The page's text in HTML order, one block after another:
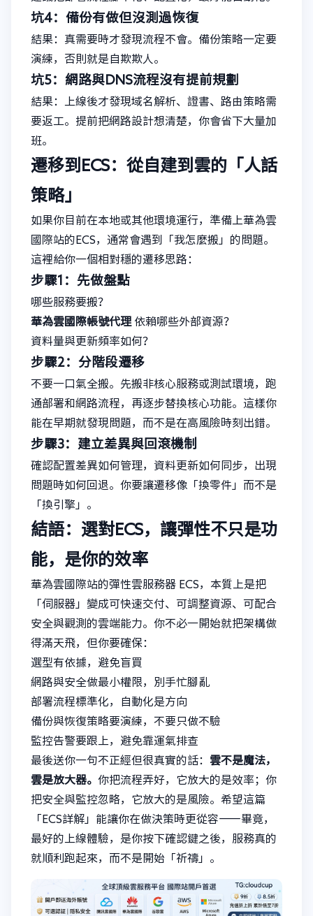
坑4：備份有做但沒測過恢復
結果：真需要時才發現流程不會。備份策略一定要
演練，否則就是自欺欺人。
坑5：網路與DNS流程沒有提前規劃
結果：上線後才發現域名解析、證書、路由策略需
要返工。提前把網路設計想清楚，你會省下大量加
班。
遷移到ECS：從自建到雲的「人話
策略」
如果你目前在本地或其他環境運行，準備上華為雲
國際站的ECS，通常會遇到「我怎麼搬」的問題。
這裡給你一個相對穩的遷移思路：
步驟1：先做盤點
哪些服務要搬？
華為雲國際帳號代理 依賴哪些外部資源？
資料量與更新頻率如何？
步驟2：分階段遷移
不要一口氣全搬。先搬非核心服務或測試環境，跑
通部署和網路流程，再逐步替換核心功能。這樣你
能在早期就發現問題，而不是在高風險時刻出錯。
步驟3：建立差異與回滾機制
確認配置差異如何管理，資料更新如何同步，出現
問題時如何回退。你要讓遷移像「換零件」而不是
「換引擎」。
結語：選對ECS，讓彈性不只是功
能，是你的效率
華為雲國際站的彈性雲服務器 ECS，本質上是把
「伺服器」變成可快速交付、可調整資源、可配合
安全與觀測的雲端能力。你不必一開始就把架構做
得滿天飛，但你要確保：
選型有依據，避免盲買
網路與安全做最小權限，別手忙腳亂
部署流程標準化，自動化是方向
備份與恢復策略要演練，不要只做不驗
監控告警要跟上，避免靠運氣排查
最後送你一句不正經但很真實的話： 雲不是魔法，
雲是放大器。 你把流程弄好，它放大的是效率；你
把安全與監控忽略，它放大的是風險。希望這篇
「ECS詳解」能讓你在做決策時更從容——畢竟，
最好的上線體驗，是你按下確認鍵之後，服務真的
就順利跑起來，而不是開始「祈禱」。